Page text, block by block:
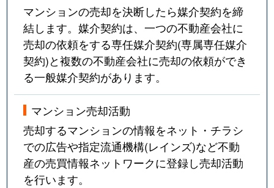
マンションの売却を決断したら媒介契約を締
結します。媒介契約は、一つの不動産会社に
売却の依頼をする専任媒介契約(専属専任媒介
契約)と複数の不動産会社に売却の依頼ができ
る一般媒介契約があります。
マンション売却活動
売却するマンションの情報をネット・チラシ
での広告や指定流通機構(レインズ)など不動
産の売買情報ネットワークに登録し売却活動
を行います。